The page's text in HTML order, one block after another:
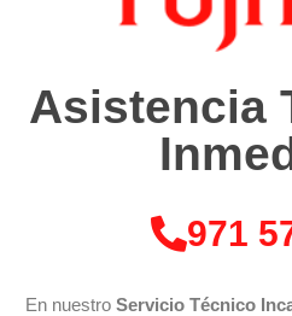
Asistencia
971
En nuestro Servicio Técnico